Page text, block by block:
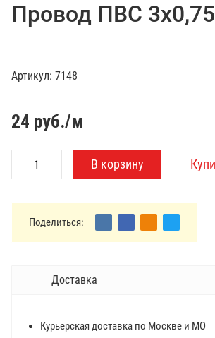
т
л
г
Провод ПВС 3х0,75
Артикул: 7148
24 руб./м
Поделиться:
Доставка
Курьерская доставка по Москве и МО